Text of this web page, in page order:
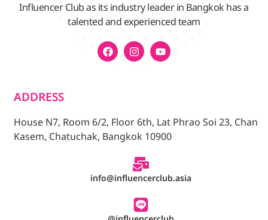
Influencer Club as its industry leader in Bangkok has a
talented and experienced team
ADDRESS
House N7, Room 6/2, Floor 6th, Lat Phrao Soi 23, Chan
Kasem, Chatuchak, Bangkok 10900
info@influencerclub.asia